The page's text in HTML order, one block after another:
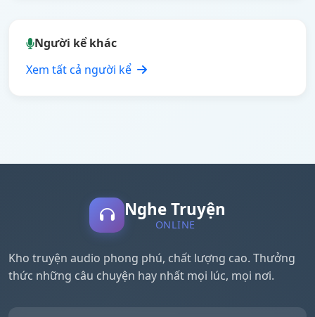
Người kể khác
Xem tất cả người kể
Nghe Truyện
ONLINE
Kho truyện audio phong phú, chất lượng cao. Thưởng
thức những câu chuyện hay nhất mọi lúc, mọi nơi.